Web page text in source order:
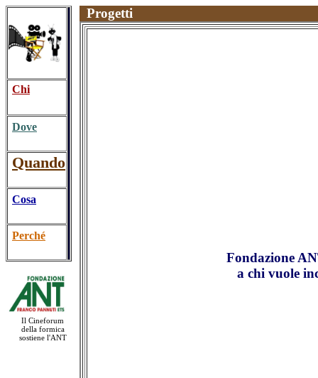
Chi
Dove
Quando
Cosa
Perché
Il Cineforum
della formica
sostiene l'ANT
Progetti
Fondazione
a chi vuole